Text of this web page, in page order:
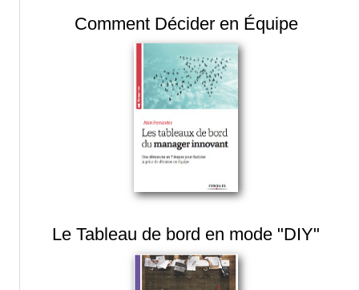
Comment Décider en Équipe
Le Tableau de bord en mode "DIY"